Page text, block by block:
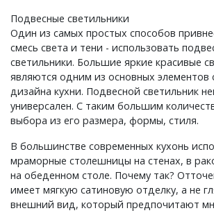
Подвесные светильники
Один из самых простых способов
смесь света и тени - использовать
светильники. Большие яркие красивые
являются одним из основных элементов
дизайна кухни. Подвесной светильник
универсален. С таким большим
выбора из его размера, формы, стиля.
В большинстве современных кухонь
мраморные столешницы на стенах, в
на обеденном столе. Почему так?
имеет мягкую сатиновую отделку, а не
внешний вид, который предпочитают